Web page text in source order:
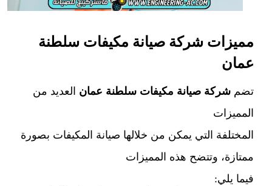
مميزات شركة صيانة مكيفات سلطنة
عمان
تضم شركة صيانة مكيفات سلطنة عمانالعديد من
المميزات
المختلفة التي يمكن من خلالها صيانة المكيفات بصورة
ممتازة، وتتضح هذه المميزات
فيما يلي: